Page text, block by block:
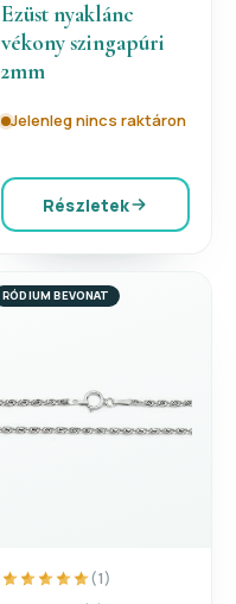
Ezüst nyaklánc
vékony szingapúri
2mm
Jelenleg nincs raktáron
Részletek
RÓDIUM BEVONAT
(1)